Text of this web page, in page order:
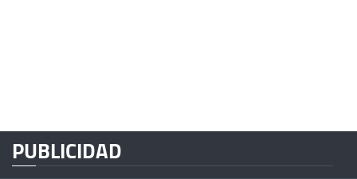
PUBLICIDAD